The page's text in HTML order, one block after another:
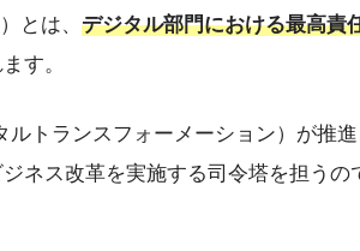
とは、 デジタル部門における最高責
す。
ルトランスフォーメーション）が推
ネス改革を実施する司令塔を担うの